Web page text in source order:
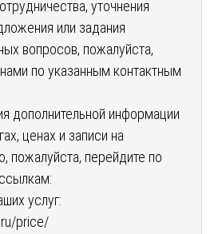
уточнения
или задания
вопросов, пожалуйста,
по указанным контактным
дополнительной информации
ценах и записи на
пожалуйста, перейдите по
услуг:
price/